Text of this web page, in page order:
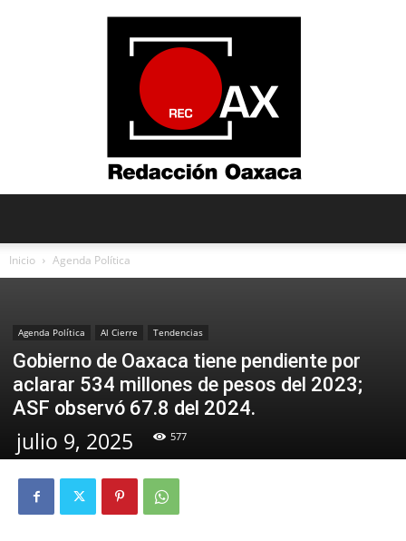
Inicio Agenda Política
Agenda Política Al Cierre Tendencias
Gobierno de Oaxaca tiene pendiente por
aclarar 534 millones de pesos del 2023;
ASF observó 67.8 del 2024.
julio 9, 2025 577